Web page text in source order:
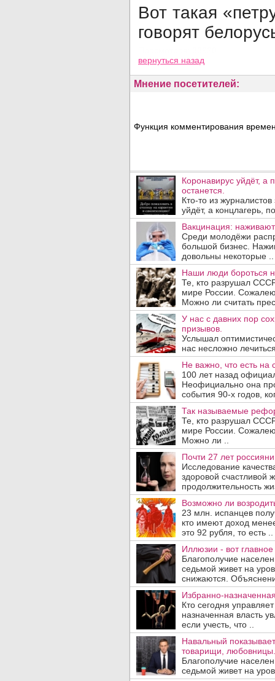
Вот такая
говорят
вернуться назад
Мнение посетителей:
Функция комментирования
Коронавирус уйдёт, а
останется.
Кто-то из
уйдёт, а концлагерь,
Вакцинация:
Среди молодёжи
большой бизнес.
довольны некоторые ..
Наши люди бороться
Те, кто разрушал
мире России.
Можно ли считать
У нас с давних пор
призывов.
Услышал
нас несложно
Не важно, что есть на
100 лет назад
Неофициально она
события 90-х годов,
Так называемые
Те, кто разрушал
мире России.
Можно ли ..
Почти 27 лет
Исследование
здоровой счастливой
продолжительность
Возможно ли
23 млн. испанцев
кто имеют доход
это 92 рубля, то есть ..
Иллюзии - вот
Благополучие
седьмой живет на
снижаются.
Избранно-
Кто сегодня
назначенная власть
если учесть, что ..
Навальный
товарищи, любовницы.
Благополучие
седьмой живет на